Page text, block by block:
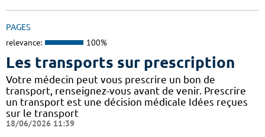
PAGES
relevance: 100%
Les transports sur prescription
Votre médecin peut vous prescrire un bon de
transport, renseignez-vous avant de venir. Prescrire
un transport est une décision médicale Idées reçues
sur le transport
18/06/2026 11:39